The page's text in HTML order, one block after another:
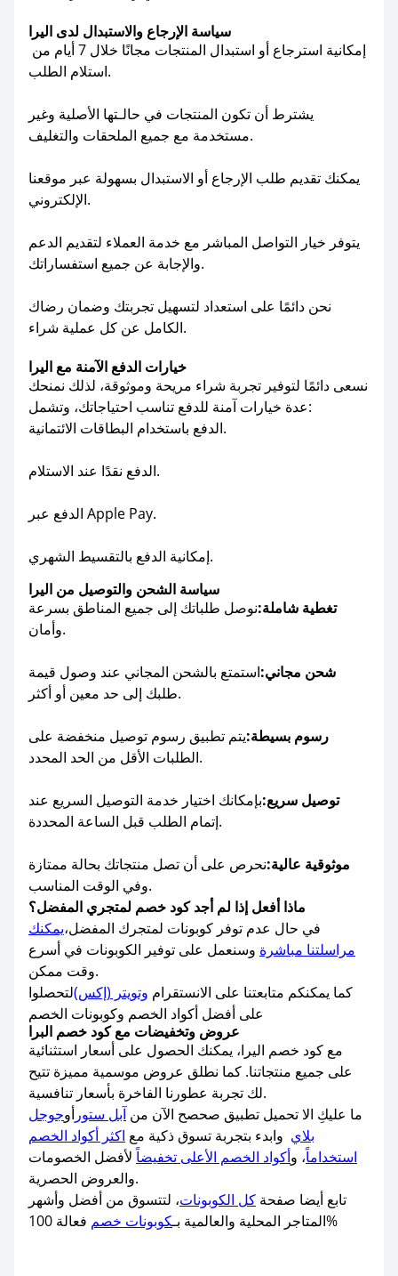
سياسة الإرجاع والاستبدال لدى اليرا
استلام الطلب.
يشترط أن تكون المنتجات في حالـتها الأصلية وغير
مستخدمة مع جميع الملحقات والتغليف.
يمكنك تقديم طلب الإرجاع أو الاستبدال بسهولة عبر موقعنا
الإلكتروني.
يتوفر خيار التواصل المباشر مع خدمة العملاء لتقديم الدعم
والإجابة عن جميع استفساراتك.
نحن دائمًا على استعداد لتسهيل تجربتك وضمان رضاك
الكامل عن كل عملية شراء.
خيارات الدفع الآمنة مع اليرا
نسعى دائمًا لتوفير تجربة شراء مريحة وموثوقة، لذلك نمنحك
عدة خيارات آمنة للدفع تناسب احتياجاتك، وتشمل:
الدفع باستخدام البطاقات الائتمانية.
الدفع نقدًا عند الاستلام.
الدفع عبر Apple Pay.
إمكانية الدفع بالتقسيط الشهري.
سياسة الشحن والتوصيل من اليرا
تغطية شاملة:نوصل طلباتك إلى جميع المناطق بسرعة
وأمان.
شحن مجاني:استمتع بالشحن المجاني عند وصول قيمة
طلبك إلى حد معين أو أكثر.
رسوم بسيطة:يتم تطبيق رسوم توصيل منخفضة على
الطلبات الأقل من الحد المحدد.
توصيل سريع:بإمكانك اختيار خدمة التوصيل السريع عند
إتمام الطلب قبل الساعة المحددة.
موثوقية عالية:نحرص على أن تصل منتجاتك بحالة ممتازة
وفي الوقت المناسب.
ماذا أفعل إذا لم أجد كود خصم لمتجري المفضل؟
في حال عدم توفر كوبونات لمتجرك المفضل،يمكنك
مراسلتنا مباشرة وسنعمل على توفير الكوبونات في أسرع
وقت ممكن.
كما يمكنكم متابعتنا على الانستقرام وتويتر (إكس)لتحصلوا
على أفضل أكواد الخصم وكوبونات الخصم
مع كود خصم اليرا، يمكنك الحصول على أسعار استثنائية
على جميع منتجاتنا. كما نطلق عروض موسمية مميزة تتيح
لك تجربة عطورنا الفاخرة بأسعار تنافسية.
ما عليكِ الا تحميل تطبيق صحصح الآن من آبل ستور أوجوجل
بلاي وابدء بتجربة تسوق ذكية مع اكثر أكواد الخصم
استخداماً، وأكواد الخصم الأعلى تخفيضاًلأفضل الخصومات
والعروض الحصرية.
تابع أيضا صفحة كل الكوبونات، لتتسوق من أفضل وأشهر
المتاجر المحلية والعالمية بـكوبونات خصم فعالة 100%